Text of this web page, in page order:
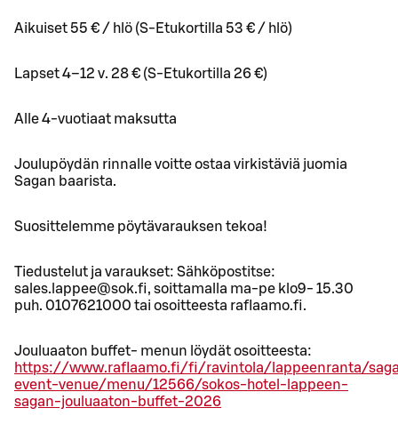
Aikuiset 55 € / hlö (S-Etukortilla 53 € / hlö)
Lapset 4–12 v. 28 € (S-Etukortilla 26 €)
Alle 4-vuotiaat maksutta
Joulupöydän rinnalle voitte ostaa virkistäviä juomia
Sagan baarista.
Suosittelemme pöytävarauksen tekoa!
Tiedustelut ja varaukset: Sähköpostitse:
sales.lappee@sok.fi, soittamalla ma-pe klo9- 15.30
puh. 0107621000 tai osoitteesta raflaamo.fi.
Jouluaaton buffet- menun löydät osoitteesta:
https://www.raflaamo.fi/fi/ravintola/lappeenranta/
event-venue/menu/12566/sokos-hotel-lappeen-
sagan-jouluaaton-buffet-2026